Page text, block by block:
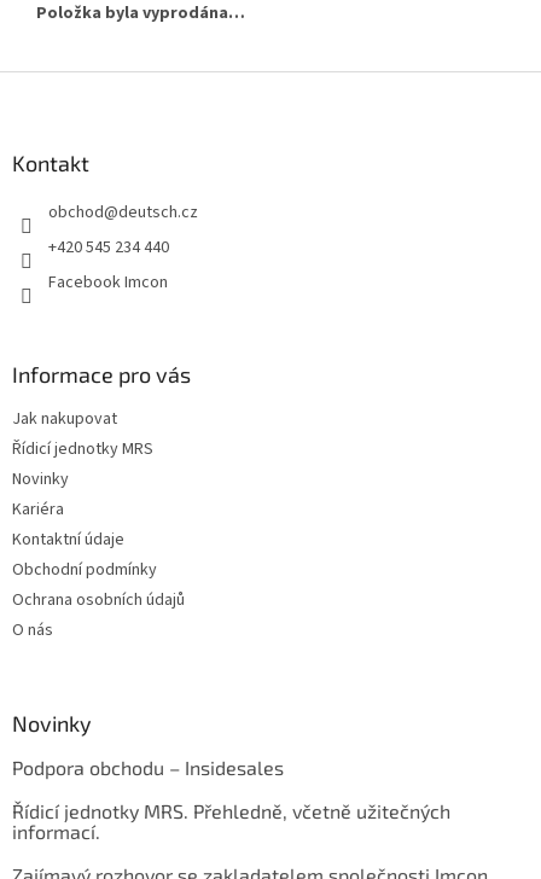
Položka byla vyprodána…
Kontakt
obchod@deutsch.cz
+420 545 234 440
Facebook Imcon
Informace pro vás
Jak nakupovat
Řídicí jednotky MRS
Novinky
Kariéra
Kontaktní údaje
Obchodní podmínky
Ochrana osobních údajů
O nás
Novinky
Podpora obchodu – Insidesales
Řídicí jednotky MRS. Přehledně, včetně užitečných
informací.